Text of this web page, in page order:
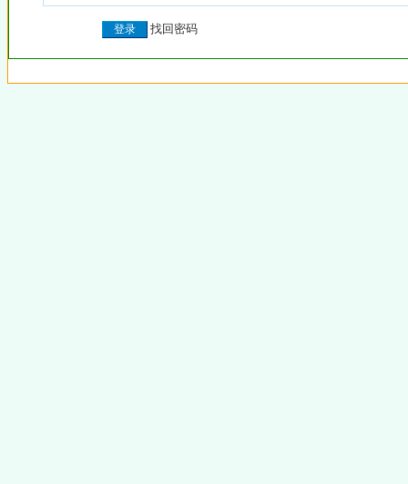
找回密码